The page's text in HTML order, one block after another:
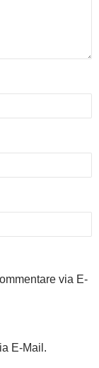
via E-
E-Mail.